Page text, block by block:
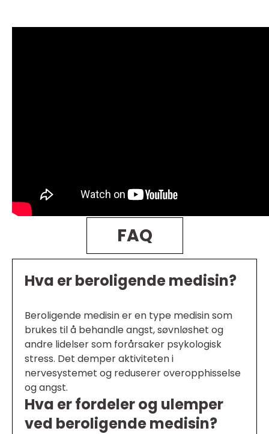
FAQ
Hva er beroligende medisin?
Beroligende medisin er en type medisin som
brukes til å behandle angst, søvnløshet og
andre lidelser som forårsaker psykologisk
stress. Det demper aktiviteten i
nervesystemet og reduserer overopphisselse
og angst.
Hva er fordeler og ulemper
ved beroligende medisin?